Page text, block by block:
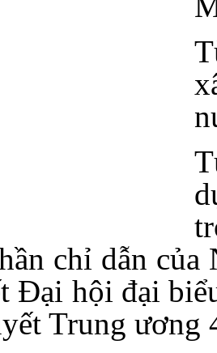
chỉ dẫn
Đại hội đại
Trung ương